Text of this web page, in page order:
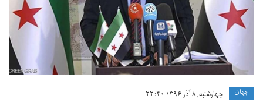
جهان چهارشنبه, ۸ آذر ۱۳۹۶ ۲۲:۴۰